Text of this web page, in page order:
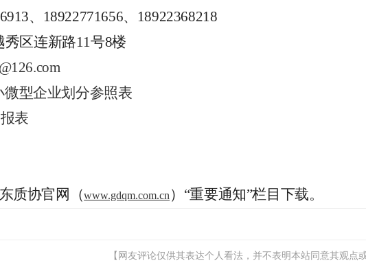
、 18922771656、 18922368218
秀区连新路11号8楼
微型企业划分参照表
表
质协官网（www.gdqm.com.cn ） “重要通知”栏目下载。
【网友评论仅供其表达个人看法，并不表明本站同意其观点